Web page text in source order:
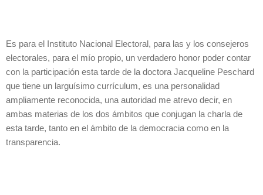
Es para el Instituto Nacional Electoral, para las y los consejeros
electorales, para el mío propio, un verdadero honor poder contar
con la participación esta tarde de la doctora Jacqueline Peschard
que tiene un larguísimo currículum, es una personalidad
ampliamente reconocida, una autoridad me atrevo decir, en
ambas materias de los dos ámbitos que conjugan la charla de
esta tarde, tanto en el ámbito de la democracia como en la
transparencia.